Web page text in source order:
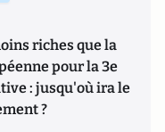
riches que la
pour la 3e
: jusqu'où ira le
?